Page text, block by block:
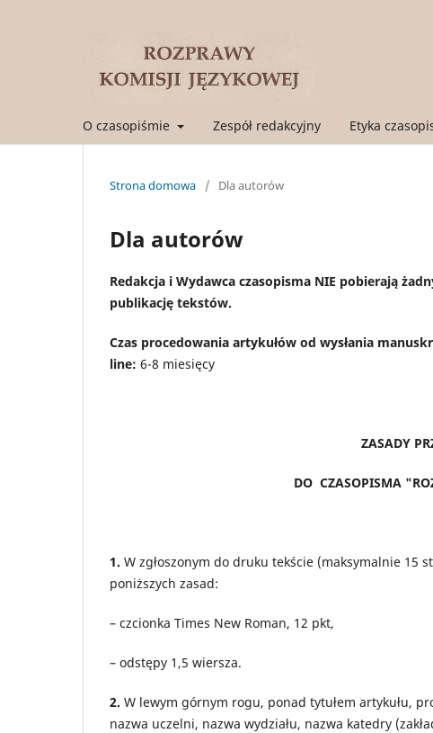
O czasopiśmie Zespół redakcyjny Etyka
Strona domowa / Dla autorów
Dla autorów
Redakcja i Wydawca czasopisma NIE pobierają
publikację tekstów.
Czas procedowania artykułów od wysłania
line: 6-8 miesięcy
ZASADY
DO CZASOPISMA
1. W zgłoszonym do druku tekście (maksymalnie
poniższych zasad:
– czcionka Times New Roman, 12 pkt,
– odstępy 1,5 wiersza.
2. W lewym górnym rogu, ponad tytułem artykułu,
nazwa uczelni, nazwa wydziału, nazwa katedry